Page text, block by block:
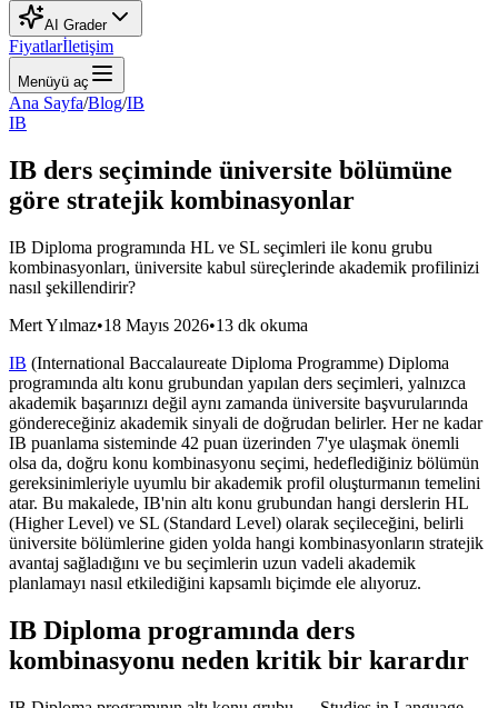
AI Grader
Fiyatlarİletişim
Menüyü aç
Ana Sayfa/Blog/IB
IB
IB ders seçiminde üniversite bölümüne
göre stratejik kombinasyonlar
IB Diploma programında HL ve SL seçimleri ile konu grubu
kombinasyonları, üniversite kabul süreçlerinde akademik profilinizi
nasıl şekillendirir?
Mert Yılmaz•18 Mayıs 2026•13 dk okuma
IB (International Baccalaureate Diploma Programme) Diploma
programında altı konu grubundan yapılan ders seçimleri, yalnızca
akademik başarınızı değil aynı zamanda üniversite başvurularında
göndereceğiniz akademik sinyali de doğrudan belirler. Her ne kadar
IB puanlama sisteminde 42 puan üzerinden 7'ye ulaşmak önemli
olsa da, doğru konu kombinasyonu seçimi, hedeflediğiniz bölümün
gereksinimleriyle uyumlu bir akademik profil oluşturmanın temelini
atar. Bu makalede, IB'nin altı konu grubundan hangi derslerin HL
(Higher Level) ve SL (Standard Level) olarak seçileceğini, belirli
üniversite bölümlerine giden yolda hangi kombinasyonların stratejik
avantaj sağladığını ve bu seçimlerin uzun vadeli akademik
planlamayı nasıl etkilediğini kapsamlı biçimde ele alıyoruz.
IB Diploma programında ders
kombinasyonu neden kritik bir karardır